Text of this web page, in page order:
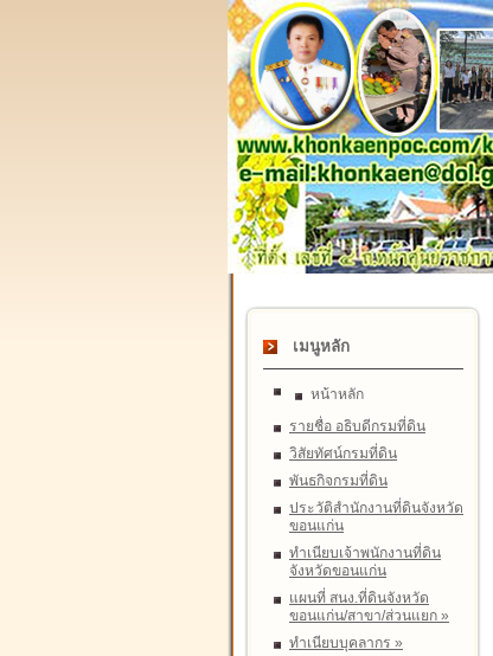
เมนูหลัก
หน้าหลัก
รายชื่อ อธิบดีกรมที่ดิน
วิสัยทัศน์กรมที่ดิน
พันธกิจกรมที่ดิน
ประวัติสำนักงานที่ดินจังหวัด
ขอนแก่น
ทำเนียบเจ้าพนักงานที่ดิน
จังหวัดขอนแก่น
แผนที่ สนง.ที่ดินจังหวัด
ขอนแก่น/สาขา/ส่วนแยก »
ทำเนียบบุคลากร »